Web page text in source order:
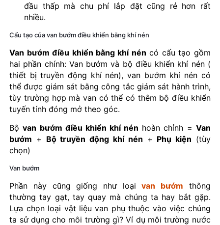
đầu thấp mà chu phí lắp đặt cũng rẻ hơn rất
nhiều.
Cấu tạo của van bướm điều khiển bằng khí nén
Van bướm điều khiển bằng khí nén có cấu tạo gồm
hai phần chính: Van bướm và bộ điều khiển khí nén (
thiết bị truyền động khí nén), van bướm khí nén có
thể được giám sát bằng công tắc giám sát hành trình,
tùy trường hợp mà van có thể có thêm bộ điều khiển
tuyến tính đóng mở theo góc.
Bộvan bướm điều khiển khí nén hoàn chỉnh = Van
bướm + Bộ truyền động khí nén + Phụ kiện (tùy
chọn)
Van bướm
Phần này cũng giống như loạivan bướm thông
thường tay gạt, tay quay mà chúng ta hay bắt gặp.
Lựa chọn loại vật liệu van phụ thuộc vào việc chúng
ta sử dụng cho môi trường gì? Ví dụ môi trường nước